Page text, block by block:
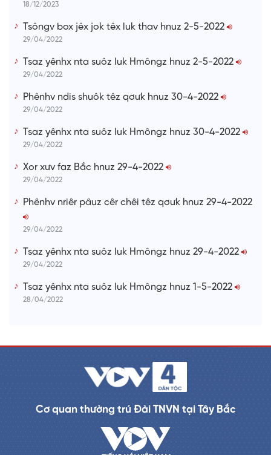
18/12/2023
Tsôngv box jêx jok têx luk thav hnuz 2-5-2022
29/04/2022
Tsaz yênhx nta suôz luk Hmôngz hnuz 2-5-2022
29/04/2022
Phênhv ndis shuôk têz qơưk hnuz 30-4-2022
29/04/2022
Tsaz yênhx nta suôz luk Hmôngz hnuz 30-4-2022
29/04/2022
Xor xưv faz Bắc hnuz 29-4-2022
29/04/2022
Phênhv nriêr pâuz cêr chêi têz qơưk hnuz 29-4-2022
29/04/2022
Tsaz yênhx nta suôz luk Hmôngz hnuz 29-4-2022
29/04/2022
Tsaz yênhx nta suôz luk Hmôngz hnuz 1-5-2022
28/04/2022
Cơ quan thường trú Đài TNVN tại Tây Bắc